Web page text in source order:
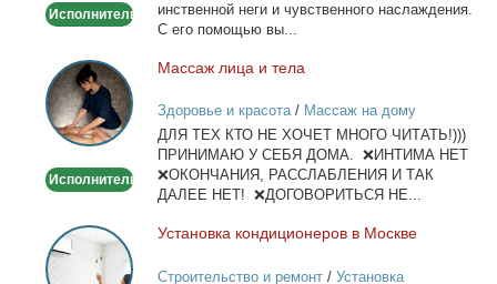
Исполнитель
ин­ствен­ной неги и чув­ствен­но­го на­сла­жде­ния.
С его по­мо­щью вы...
Массаж
лица
и
тела
Исполнитель
Мас­саж ли­ца и те­ла
Здоровье и красота/ Массаж на дому
ДЛЯ ТЕХ КТО НЕ ХОЧЕТ МНОГО ЧИТАТЬ!)))
ПРИНИМАЮ У СЕБЯ ДОМА. ❌ИНТИМА НЕТ
❌ОКОНЧАНИЯ, РАССЛАБЛЕНИЯ И ТАК
ДАЛЕЕ НЕТ! ❌ДОГОВОРИТЬСЯ НЕ...
Установка
кондиционеров
Уста­нов­ка кон­ди­ци­о­не­ров в Москве
Строительство и ремонт/ Установка